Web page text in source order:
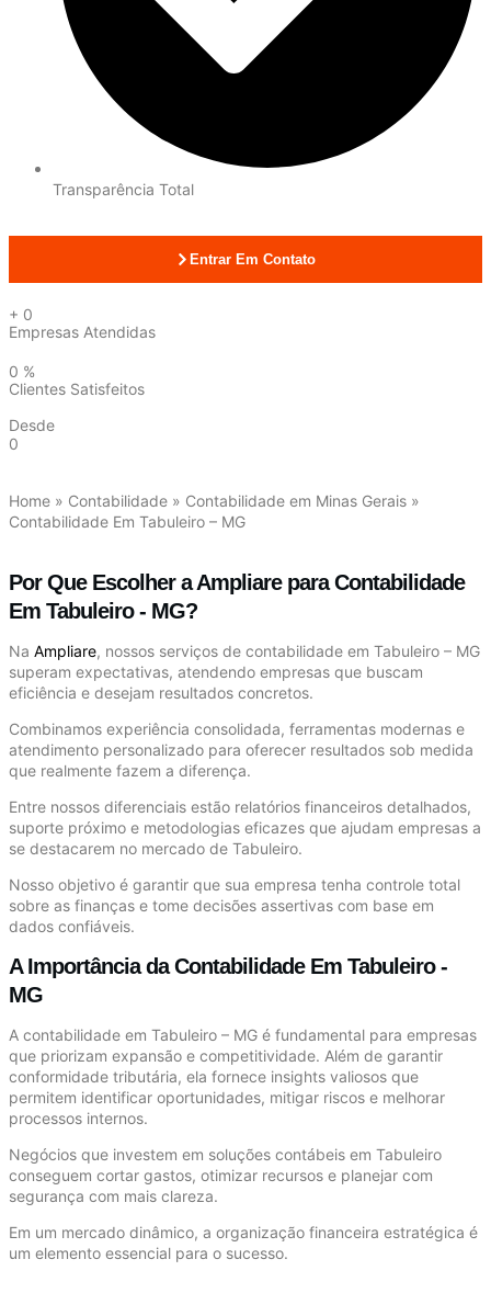
Transparência Total
Entrar Em Contato
+ 0
Empresas Atendidas
0 %
Clientes Satisfeitos
Desde
0
Home » Contabilidade » Contabilidade em Minas Gerais »
Contabilidade Em Tabuleiro – MG
Por Que Escolher a Ampliare para Contabilidade
Em Tabuleiro - MG?
Na Ampliare, nossos serviços de contabilidade em Tabuleiro – MG
superam expectativas, atendendo empresas que buscam
eficiência e desejam resultados concretos.
Combinamos experiência consolidada, ferramentas modernas e
atendimento personalizado para oferecer resultados sob medida
que realmente fazem a diferença.
Entre nossos diferenciais estão relatórios financeiros detalhados,
suporte próximo e metodologias eficazes que ajudam empresas a
se destacarem no mercado de Tabuleiro.
Nosso objetivo é garantir que sua empresa tenha controle total
sobre as finanças e tome decisões assertivas com base em
dados confiáveis.
A Importância da Contabilidade Em Tabuleiro -
MG
A contabilidade em Tabuleiro – MG é fundamental para empresas
que priorizam expansão e competitividade. Além de garantir
conformidade tributária, ela fornece insights valiosos que
permitem identificar oportunidades, mitigar riscos e melhorar
processos internos.
Negócios que investem em soluções contábeis em Tabuleiro
conseguem cortar gastos, otimizar recursos e planejar com
segurança com mais clareza.
Em um mercado dinâmico, a organização financeira estratégica é
um elemento essencial para o sucesso.